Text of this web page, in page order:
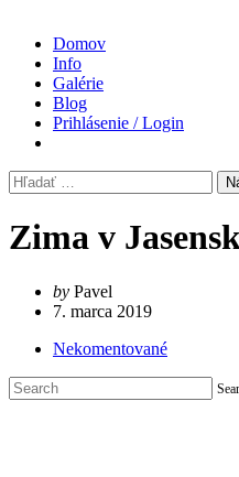
Domov
Info
Galérie
Blog
Prihlásenie / Login
Hľadať:
Zima v
by Pavel
7. marca 2019
Nekomentované